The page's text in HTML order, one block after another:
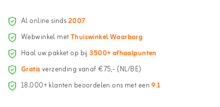
Al online sinds2007
Webwinkel metThuiswinkel Waarborg
Haal uw pakket op bij3500+ afhaalpunten
Gratisverzending vanaf €75,- (NL/BE)
18.000+ klanten beoordelen ons met een9.1